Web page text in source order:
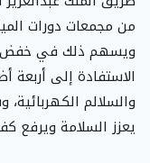
من مجمعات دورات
الاستفادة إلى أربعة
والسلالم الكهربائية،
يعزز السلامة ويرفع